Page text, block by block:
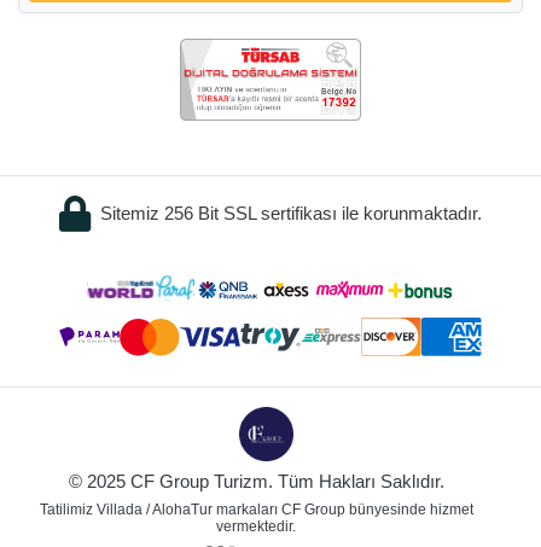
Sitemiz 256 Bit SSL sertifikası ile korunmaktadır.
© 2025 CF Group Turizm. Tüm Hakları Saklıdır.
Tatilimiz Villada / AlohaTur markaları CF Group bünyesinde hizmet
vermektedir.